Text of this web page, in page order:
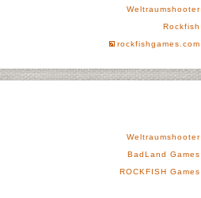
Weltraumshooter
Rockfish
rockfishgames.com
Weltraumshooter
BadLand Games
ROCKFISH Games